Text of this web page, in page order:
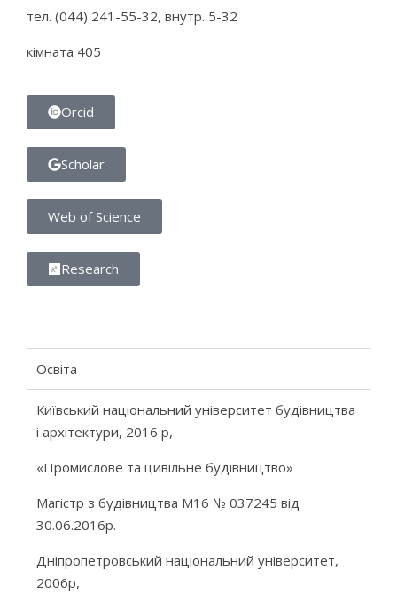
тел. (044) 241-55-32, внутр. 5-32
кімната 405
Orcid
Scholar
Web of Science
Research
Освіта
Київський національний університет будівництва
і архітектури, 2016 р,
«Промислове та цивільне будівництво»
Магістр з будівництва М16 № 037245 від
30.06.2016р.
Дніпропетровський національний університет,
2006р,